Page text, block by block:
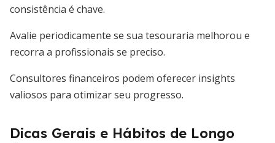
consistência é chave.
Avalie periodicamente se sua tesouraria melhorou e
recorra a profissionais se preciso.
Consultores financeiros podem oferecer insights
valiosos para otimizar seu progresso.
Dicas Gerais e Hábitos de Longo